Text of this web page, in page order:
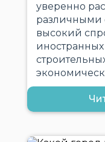
уверенно
различными
высокий
иностранных